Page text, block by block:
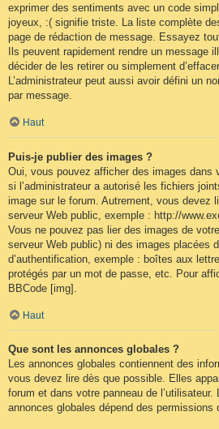
exprimer des sentiments avec un code
joyeux, :( signifie triste. La liste complète
page de rédaction de message. Essayez
Ils peuvent rapidement rendre un message
décider de les retirer ou simplement
L’administrateur peut aussi avoir défini un
par message.
Haut
Puis-je publier des images ?
Oui, vous pouvez afficher des images dans
si l’administrateur a autorisé les fichiers
image sur le forum. Autrement, vous devez
serveur Web public, exemple : http://
Vous ne pouvez pas lier des images de
serveur Web public) ni des images placées
d’authentification, exemple : boîtes aux
protégés par un mot de passe, etc. Pour
BBCode [img].
Haut
Que sont les annonces globales ?
Les annonces globales contiennent des
vous devez lire dès que possible. Elles
forum et dans votre panneau de
annonces globales dépend des permissions